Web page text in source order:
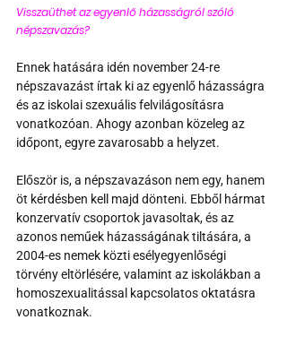
Visszaüthet az egyenlő házasságról szóló
népszavazás?
Ennek hatására idén november 24-re
népszavazást írtak ki az egyenlő házasságra
és az iskolai szexuális felvilágosításra
vonatkozóan. Ahogy azonban közeleg az
időpont, egyre zavarosabb a helyzet.
Először is, a népszavazáson nem egy, hanem
öt kérdésben kell majd dönteni. Ebből hármat
konzervatív csoportok javasoltak, és az
azonos neműek házasságának tiltására, a
2004-es nemek közti esélyegyenlőségi
törvény eltörlésére, valamint az iskolákban a
homoszexualitással kapcsolatos oktatásra
vonatkoznak.